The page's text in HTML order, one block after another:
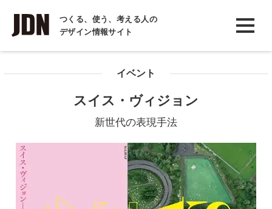
つくる、使う、考える人の
デザイン情報サイト
INTERVIEW
インタビュー
イベント
スイス・ヴィジョン
新世代の表現手法